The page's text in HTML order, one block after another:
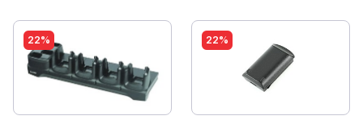
22% 22%